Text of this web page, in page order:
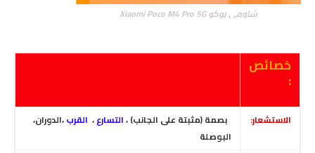
شاومي بوكو Xiaomi Poco M4 Pro 5G
خصائص
:
الاستشعار: بصمة (مثبتة على الجانب) ،التسارع، القرب،الدوران،
البوصلة